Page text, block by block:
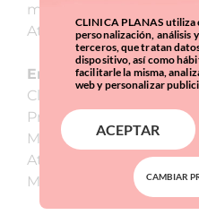
medicina de familia y
Atención domiciliaria.
Enero 2019 hasta la
Clinica Nou médic-
Privado
Médico estético
Atención de pacientes
Medicina estética.
CLINICA PLANAS utiliza
personalización, análisis
terceros, que tratan
dispositivo, así como
facilitarle la misma,
web y personalizar
ACEPTAR
CAMBIAR